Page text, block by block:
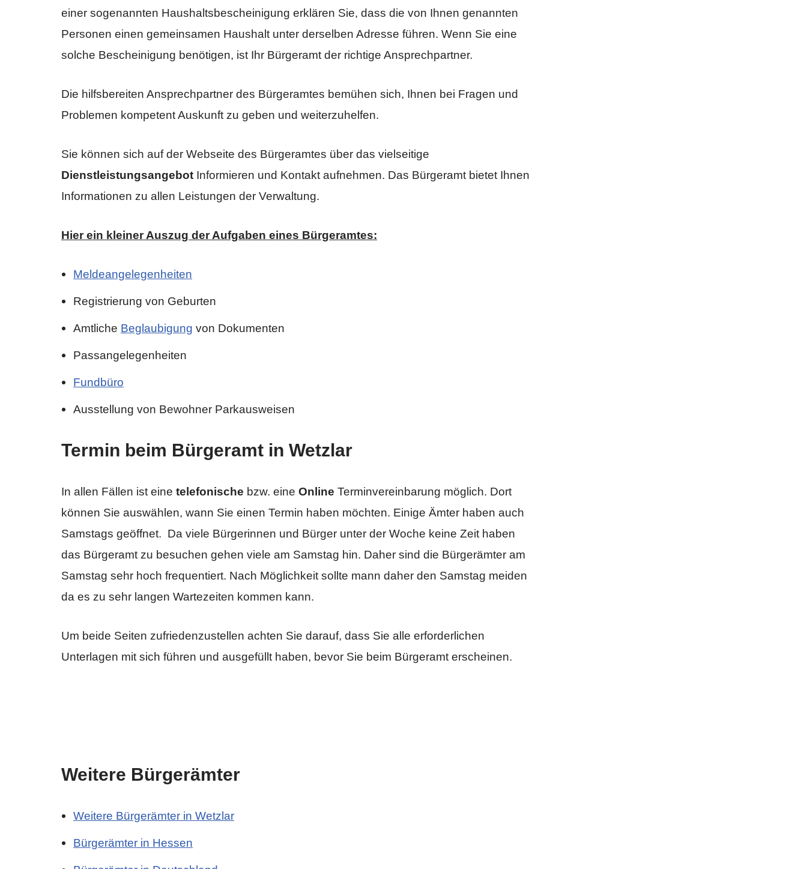
einer sogenannten Haushaltsbescheinigung erklären Sie, dass die von Ihnen genannten
Personen einen gemeinsamen Haushalt unter derselben Adresse führen. Wenn Sie eine
solche Bescheinigung benötigen, ist Ihr Bürgeramt der richtige Ansprechpartner.
Die hilfsbereiten Ansprechpartner des Bürgeramtes bemühen sich, Ihnen bei Fragen und
Problemen kompetent Auskunft zu geben und weiterzuhelfen.
Sie können sich auf der Webseite des Bürgeramtes über das vielseitige
Dienstleistungsangebot Informieren und Kontakt aufnehmen. Das Bürgeramt bietet Ihnen
Informationen zu allen Leistungen der Verwaltung.
Hier ein kleiner Auszug der Aufgaben eines Bürgeramtes:
Meldeangelegenheiten
Registrierung von Geburten
Amtliche Beglaubigung von Dokumenten
Passangelegenheiten
Fundbüro
Ausstellung von Bewohner Parkausweisen
Termin beim Bürgeramt in Wetzlar
In allen Fällen ist eine telefonische bzw. eine Online Terminvereinbarung möglich. Dort
können Sie auswählen, wann Sie einen Termin haben möchten. Einige Ämter haben auch
Samstags geöffnet. Da viele Bürgerinnen und Bürger unter der Woche keine Zeit haben
das Bürgeramt zu besuchen gehen viele am Samstag hin. Daher sind die Bürgerämter am
Samstag sehr hoch frequentiert. Nach Möglichkeit sollte mann daher den Samstag meiden
da es zu sehr langen Wartezeiten kommen kann.
Um beide Seiten zufriedenzustellen achten Sie darauf, dass Sie alle erforderlichen
Unterlagen mit sich führen und ausgefüllt haben, bevor Sie beim Bürgeramt erscheinen.
Weitere Bürgerämter
Weitere Bürgerämter in Wetzlar
Bürgerämter in Hessen